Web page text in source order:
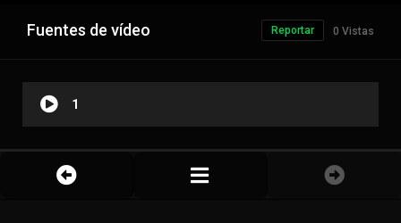
Fuentes de vídeo 0 Vistas
Reportar
1